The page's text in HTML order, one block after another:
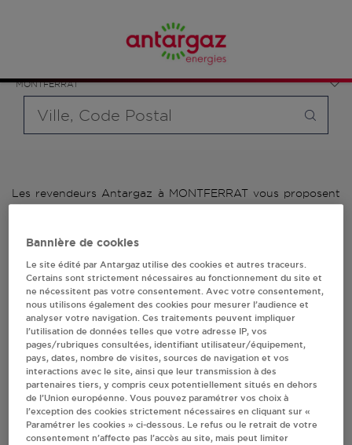
Provence-Alpes-Côte d'Azur
MONTFERRAT
bouteille souhaité et le type de point de vente (revendeur /
distributeur automatique de bouteilles de gaz ou station GPL
carburant)
Les revendeurs Antargaz à MONTFERRAT vous proposent
plus de 700 stations-services ainsi que des distributeurs
revendeurs Antargaz à MONTFERRAT, l'adresse, le numéro
bouteilles de gaz.
1 revendeur(s) Antargaz
à MONTFERRAT
Villes
AVIA HENRIET Y. MR MONTFERRAT
Bannière de cookies
Le site édité par Antargaz utilise des cookies et autres traceurs.
Certains sont strictement nécessaires au fonctionnement du site et
ne nécessitent pas votre consentement. Avec votre consentement,
nous utilisons également des cookies pour mesurer l’audience et
analyser votre navigation. Ces traitements peuvent impliquer
l’utilisation de données telles que votre adresse IP, vos
pages/rubriques consultées, identifiant utilisateur/équipement,
pays, dates, nombre de visites, sources de navigation et vos
interactions avec le site, ainsi que leur transmission à des
partenaires tiers, y compris ceux potentiellement situés en dehors
de l’Union européenne. Vous pouvez paramétrer vos choix à
l’exception des cookies strictement nécessaires en cliquant sur «
Paramétrer les cookies » ci-dessous. Le refus ou le retrait de votre
consentement n’affecte pas l’accès au site, mais peut limiter